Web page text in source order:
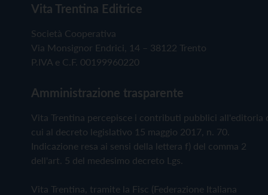
Vita Trentina Editrice
Società Cooperativa
Via Monsignor Endrici, 14 – 38122 Trento
P.IVA e C.F. 00199960220
Amministrazione trasparente
Vita Trentina percepisce i contributi pubblici all'editoria
cui al decreto legislativo 15 maggio 2017, n. 70.
Indicazione resa ai sensi della lettera f) del comma 2
dell'art. 5 del medesimo decreto Lgs.
Vita Trentina, tramite la Fisc (Federazione Italiana